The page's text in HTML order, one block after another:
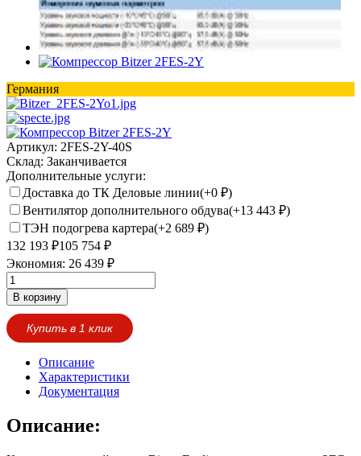
Германия
Артикул: 2FES-2Y-40S
Склад: Заканчивается
Дополнительные услуги:
Доставка до ТК Деловые линии(+0 ₽)
Вентилятор дополнительного обдува(+13 443 ₽)
ТЭН подогрева картера(+2 689 ₽)
132 193 ₽105 754 ₽
Экономия: 26 439 ₽
В корзину
Купить в 1 клик
Описание
Характеристики
Документация
Описание: